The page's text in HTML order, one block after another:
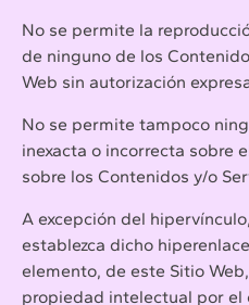
No se permite la
de ninguno de los
Web sin autorización
No se permite tampoco
inexacta o incorrecta sobre
sobre los Contenidos y/o
A excepción del
establezca dicho
elemento, de este Sitio
propiedad intelectual por